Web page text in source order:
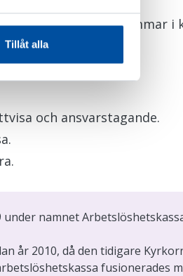
Tillåt alla
kan vara medlemmar i
och ansvarstagande.
namnet
år 2010, då den tidigare
fusionerades